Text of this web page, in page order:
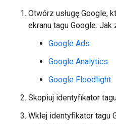
Otwórz usługę Google,
ekranu tagu Google.
Google Ads
Google Analytics
Google Floodlight
Skopiuj identyfikator
Wklej identyfikator tagu